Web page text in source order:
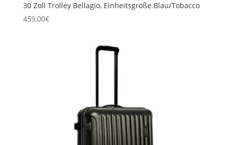
30 Zoll Trolley Bellagio, Einheitsgröße.Blau/Tobacco
459,00€